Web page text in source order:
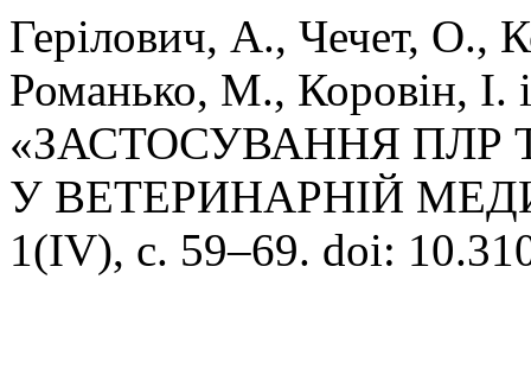
Герілович, А., Чечет, О.,
Романько, М., Коровін, І.
«ЗАСТОСУВАННЯ ПЛР
У ВЕТЕРИНАРНІЙ
1(IV), с. 59–69. doi: